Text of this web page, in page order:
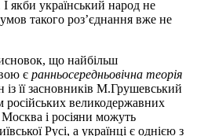
якби український народ не
такого роз’єднання вже не
що найбільш
є ранньосередньовічна теорія
із її засновників М.Грушевський
російських великодержавних
Москва і росіяни можуть
Русі, а українці є однією з